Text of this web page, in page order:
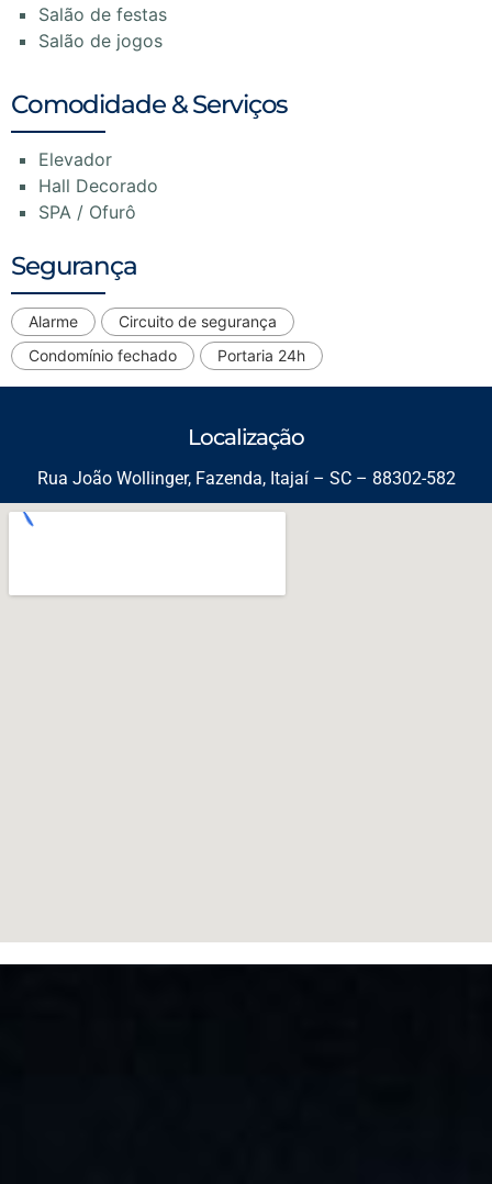
Salão de festas
Salão de jogos
Comodidade & Serviços
Elevador
Hall Decorado
SPA / Ofurô
Segurança
Alarme
Circuito de segurança
Condomínio fechado
Portaria 24h
Localização
Rua João Wollinger, Fazenda, Itajaí – SC – 88302-582